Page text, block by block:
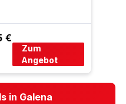
€
Zum
Angebot
in Galena